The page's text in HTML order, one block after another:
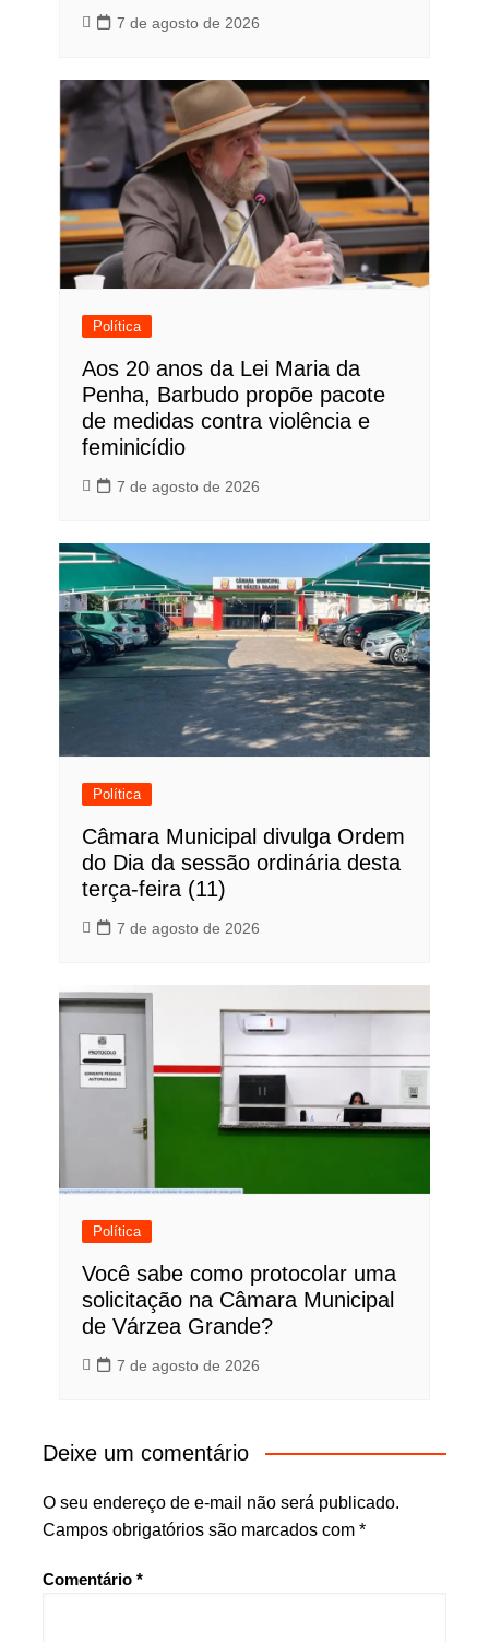
7 de agosto de 2026
Política
Aos 20 anos da Lei Maria da
Penha, Barbudo propõe pacote
de medidas contra violência e
feminicídio
7 de agosto de 2026
Política
Câmara Municipal divulga Ordem
do Dia da sessão ordinária desta
terça-feira (11)
7 de agosto de 2026
Política
Você sabe como protocolar uma
solicitação na Câmara Municipal
de Várzea Grande?
7 de agosto de 2026
Deixe um comentário
O seu endereço de e-mail não será publicado.
Campos obrigatórios são marcados com *
Comentário *